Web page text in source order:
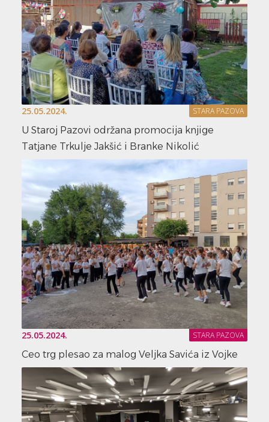
25.05.2024. STARA PAZOVA
U Staroj Pazovi održana promocija knjige
Tatjane Trkulje Jakšić i Branke Nikolić
25.05.2024. STARA PAZOVA
Ceo trg plesao za malog Veljka Savića iz Vojke